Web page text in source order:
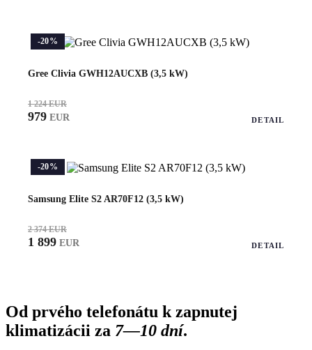
-20%
Gree Clivia GWH12AUCXB (3,5 kW)
1 224 EUR
979 EUR DETAIL
-20%
Samsung Elite S2 AR70F12 (3,5 kW)
2 374 EUR
1 899 EUR DETAIL
Od prvého telefonátu k zapnutej
klimatizácii za 7—10 dní.